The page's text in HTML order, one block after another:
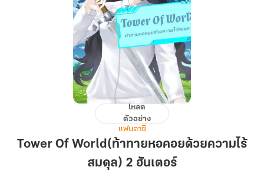
Tower
World(ท้าทาย
ด้วย
โหลด
ตัวอย่าง
แฟนตาซี
Tower Of World(ท้าทายหอคอยด้วยความไร้
สมดุล) 2 ฮันเตอร์